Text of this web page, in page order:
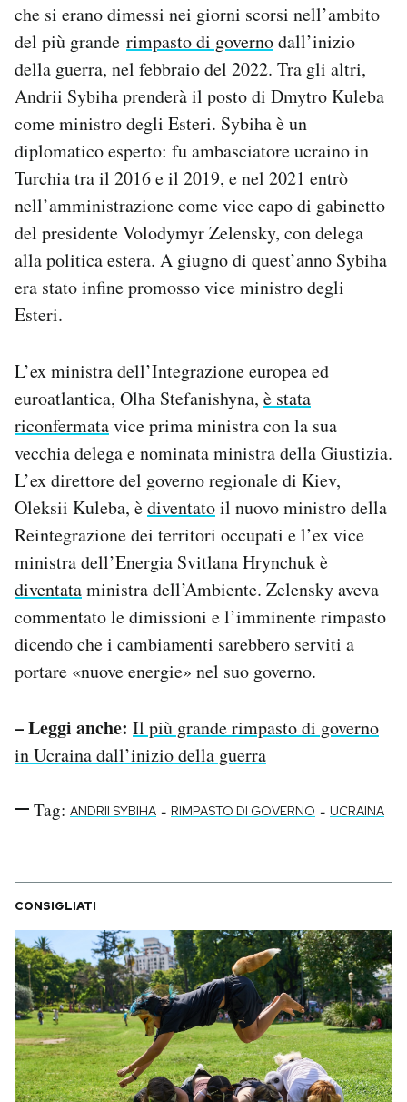
CALENDARIO
AREA PERSONALE
Area Personale
Newsletter
Notifiche mobile
Regala il Post
Hai bisogno di aiuto?
Esci
che si erano dimessi nei giorni scorsi nell’ambito
del più grande rimpasto di governodall’inizio
della guerra, nel febbraio del 2022. Tra gli altri,
Andrii Sybiha prenderà il posto di Dmytro Kuleba
come ministro degli Esteri. Sybiha è un
diplomatico esperto: fu ambasciatore ucraino in
Turchia tra il 2016 e il 2019, e nel 2021 entrò
nell’amministrazione come vice capo di gabinetto
del presidente Volodymyr Zelensky, con delega
alla politica estera. A giugno di quest’anno Sybiha
era stato infine promosso vice ministro degli
Esteri.
L’ex ministra dell’Integrazione europea ed
euroatlantica, Olha Stefanishyna, è stata
riconfermatavice prima ministra con la sua
vecchia delega e nominata ministra della Giustizia.
L’ex direttore del governo regionale di Kiev,
Oleksii Kuleba, èdiventatoil nuovo ministro della
Reintegrazione dei territori occupati e l’ex vice
ministra dell’Energia Svitlana Hrynchuk è
diventataministra dell’Ambiente. Zelensky aveva
commentato le dimissioni e l’imminente rimpasto
dicendo che i cambiamenti sarebbero serviti a
portare «nuove energie» nel suo governo.
– Leggi anche: Il più grande rimpasto di governo
in Ucraina dall’inizio della guerra
Tag: ANDRII SYBIHA - RIMPASTO DI GOVERNO - UCRAINA
CONSIGLIATI